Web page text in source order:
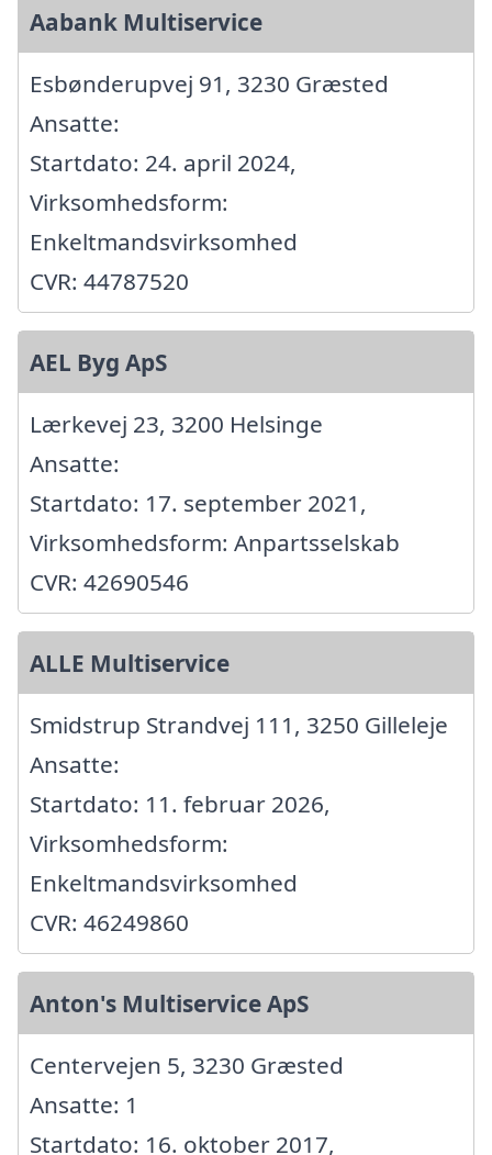
Aabank Multiservice
Esbønderupvej 91, 3230 Græsted
Ansatte:
Startdato: 24. april 2024,
Virksomhedsform:
Enkeltmandsvirksomhed
CVR: 44787520
AEL Byg ApS
Lærkevej 23, 3200 Helsinge
Ansatte:
Startdato: 17. september 2021,
Virksomhedsform: Anpartsselskab
CVR: 42690546
ALLE Multiservice
Smidstrup Strandvej 111, 3250 Gilleleje
Ansatte:
Startdato: 11. februar 2026,
Virksomhedsform:
Enkeltmandsvirksomhed
CVR: 46249860
Anton's Multiservice ApS
Centervejen 5, 3230 Græsted
Ansatte: 1
Startdato: 16. oktober 2017,